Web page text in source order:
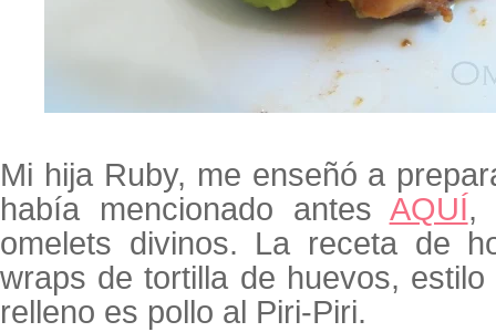
Mi hija Ruby, me enseñó a
había mencionado antes AQUÍ,
omelets divinos. La receta de
wraps de tortilla de huevos,
relleno es pollo al Piri-Piri.